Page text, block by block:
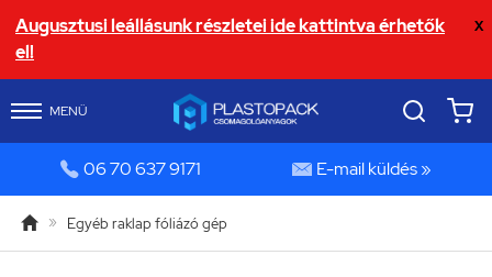
Augusztusi leállásunk részletei ide kattintva érhetők
el!
X
MENÜ
 06 70 637 9171  E-mail küldés »
 » Egyéb raklap fóliázó gép